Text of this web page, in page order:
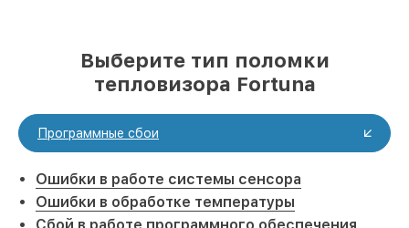
Выберите тип поломки
тепловизора Fortuna
Программные сбои
Ошибки в работе системы сенсора
Ошибки в обработке температуры